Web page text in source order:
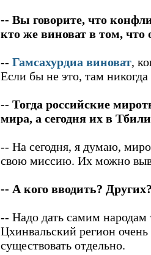
-- Вы говорите, что
кто же виноват в том, что
-- Гамсахурдиа виноват,
Если бы не это, там
-- Тогда российские
мира, а сегодня их в
-- На сегодня, я думаю,
свою миссию. Их можно
-- А кого вводить?
-- Надо дать самим народам
Цхинвальский регион
существовать отдельно.